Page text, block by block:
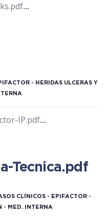
...
• HERIDAS ULCERAS Y
IP.pdf...
Tecnica.pdf
CLÍNICOS • EPIFACTOR •
• MED. INTERNA